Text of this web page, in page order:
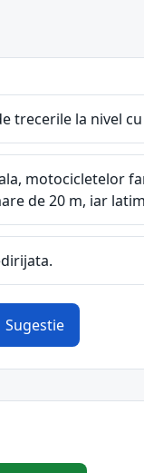
trecerile la nivel
motocicletelor
de 20 m, iar
Sugestie